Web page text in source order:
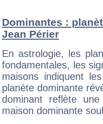
Dominantes :
Jean Périer
En astrologie, les
fondamentales, les
maisons indiquent
planète dominante
dominant reflète
maison dominante